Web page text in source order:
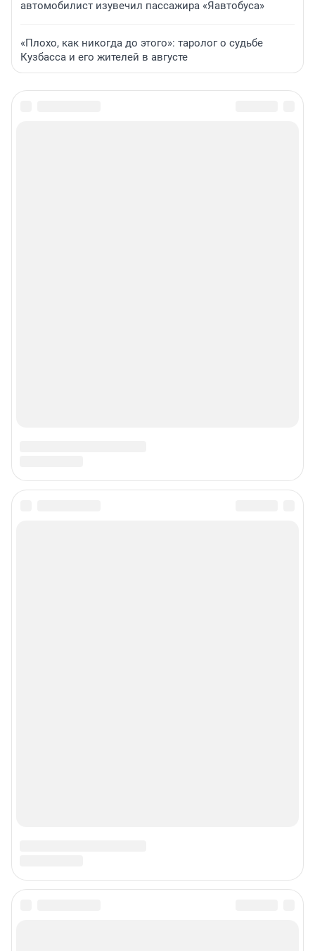
автомобилист изувечил пассажира «Яавтобуса»
«Плохо, как никогда до этого»: таролог о судьбе
Кузбасса и его жителей в августе